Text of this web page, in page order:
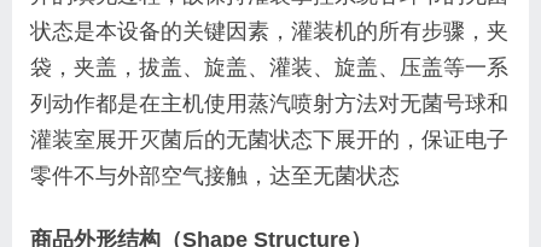
状态是本设备的关键因素，灌装机的所有步骤，夹
袋，夹盖，拔盖、旋盖、灌装、旋盖、压盖等一系
列动作都是在主机使用蒸汽喷射方法对无菌号球和
灌装室展开灭菌后的无菌状态下展开的，保证电子
零件不与外部空气接触，达至无菌状态
商品外形结构（Shape Structure）